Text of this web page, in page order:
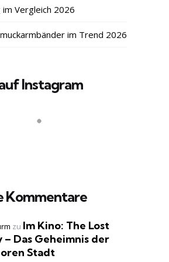
im Vergleich 2026
im Trend 2026
Instagram
Kommentare
zu Im Kino: The Lost
– Das Geheimnis der
Stadt